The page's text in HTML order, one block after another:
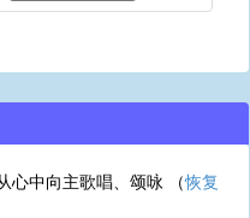
心中向主歌唱、颂咏 （恢复